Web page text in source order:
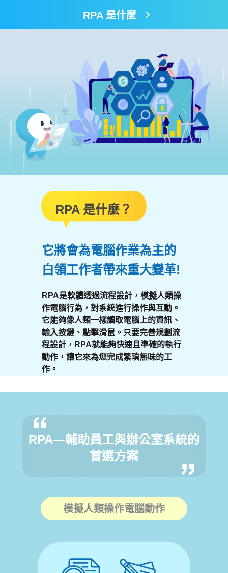
RPA 是什麼
RPA 是什麼？
它將會為電腦作業為主的
白領工作者帶來重大變革!
RPA是軟體透過流程設計，模擬人類操
作電腦行為，對系統進行操作與互動。
它能夠像人類一樣讀取電腦上的資訊、
輸入按鍵、點擊滑鼠。只要完善規劃流
程設計，RPA就能夠快速且準確的執行
動作，讓它來為您完成繁瑣無味的工
作。
RPA—輔助員工與辦公室系統的
首選方案
模擬人類操作電腦動作